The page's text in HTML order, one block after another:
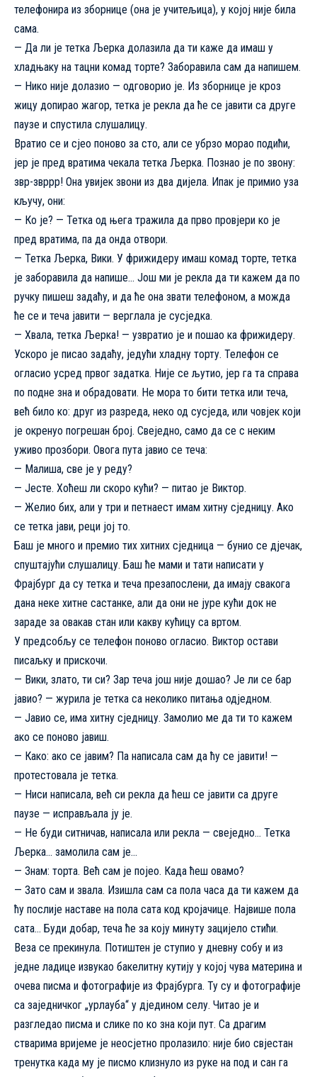
телефонира из зборнице (она је учитељица), у којој није била
сама.
— Да ли је тетка Љерка долазила да ти каже да имаш у
хладњаку на тацни комад торте? Заборавила сам да напишем.
— Нико није долазио — одговорио је. Из зборнице је кроз
жицу допирао жагор, тетка је рекла да ће се јавити са друге
паузе и спустила слушалицу.
Вратио се и сјео поново за сто, али се убрзо морао подићи,
јер је пред вратима чекала тетка Љерка. Познао је по звону:
звр-звррр! Она увијек звони из два дијела. Ипак је примио уза
кључу, они:
— Ко је? — Тетка од њега тражила да прво провјери ко је
пред вратима, па да онда отвори.
— Тетка Љерка, Вики. У фрижидеру имаш комад торте, тетка
је заборавила да напише… Још ми је рекла да ти кажем да по
ручку пишеш задаћу, и да ће она звати телефоном, а можда
ће се и теча јавити — верглала је сусједка.
— Хвала, тетка Љерка! — узвратио је и пошао ка фрижидеру.
Ускоро је писао задаћу, једући хладну торту. Телефон се
огласио усред првог задатка. Није се љутио, јер га та справа
по подне зна и обрадовати. Не мора то бити тетка или теча,
већ било ко: друг из разреда, неко од сусједа, или човјек који
је окренуо погрешан број. Свеједно, само да се с неким
уживо прозбори. Овога пута јавио се теча:
— Малиша, све је у реду?
— Јесте. Хоћеш ли скоро кући? — питао је Виктор.
— Желио бих, али у три и петнаест имам хитну сједницу. Ако
се тетка јави, реци јој то.
Баш је много и премио тих хитних сједница — бунио се дјечак,
спуштајући слушалицу. Баш ће мами и тати написати у
Фрајбург да су тетка и теча презапослени, да имају свакога
дана неке хитне састанке, али да они не јуре кући док не
зараде за овакав стан или какву кућицу са вртом.
У предсобљу се телефон поново огласио. Виктор остави
писаљку и прискочи.
— Вики, злато, ти си? Зар теча још није дошао? Је ли се бар
јавио? — журила је тетка са неколико питања одједном.
— Јавио се, има хитну сједницу. Замолио ме да ти то кажем
ако се поново јавиш.
— Како: ако се јавим? Па написала сам да ћу се јавити! —
протестовала је тетка.
— Ниси написала, већ си рекла да ћеш се јавити са друге
паузе — исправљала ју је.
— Не буди ситничав, написала или рекла — свеједно… Тетка
Љерка… замолила сам је…
— Знам: торта. Већ сам је појео. Када ћеш овамо?
— Зато сам и звала. Изишла сам са пола часа да ти кажем да
ћу послије наставе на пола сата код кројачице. Највише пола
сата… Буди добар, теча ће за коју минуту зацијело стићи.
Веза се прекинула. Потиштен је ступио у дневну собу и из
једне ладице извукао бакелитну кутију у којој чува материна и
очева писма и фотографије из Фрајбурга. Ту су и фотографије
са заједничког „урлауба“ у дједином селу. Читао је и
разгледао писма и слике по ко зна који пут. Са драгим
стварима вријеме је неосјетно пролазило: није био свјестан
тренутка када му је писмо клизнуло из руке на под и сан га